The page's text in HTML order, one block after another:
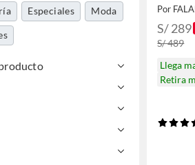
Especiales Moda Por
S/ 289
S/ 489
Llega
Retira